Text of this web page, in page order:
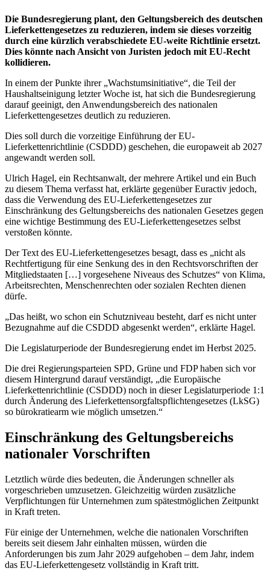
Die Bundesregierung plant, den Geltungsbereich des deutschen
Lieferkettengesetzes zu reduzieren, indem sie dieses vorzeitig
durch eine kürzlich verabschiedete EU-weite Richtlinie ersetzt.
Dies könnte nach Ansicht von Juristen jedoch mit EU-Recht
kollidieren.
In einem der Punkte ihrer „Wachstumsinitiative“, die Teil der
Haushaltseinigung letzter Woche ist, hat sich die Bundesregierung
darauf geeinigt, den Anwendungsbereich des nationalen
Lieferkettengesetzes deutlich zu reduzieren.
Dies soll durch die vorzeitige Einführung der EU-
Lieferkettenrichtlinie (CSDDD) geschehen, die europaweit ab 2027
angewandt werden soll.
Ulrich Hagel, ein Rechtsanwalt, der mehrere Artikel und ein Buch
zu diesem Thema verfasst hat, erklärte gegenüber Euractiv jedoch,
dass die Verwendung des EU-Lieferkettengesetzes zur
Einschränkung des Geltungsbereichs des nationalen Gesetzes gegen
eine wichtige Bestimmung des EU-Lieferkettengesetzes selbst
verstoßen könnte.
Der Text des EU-Lieferkettengesetzes besagt, dass es „nicht als
Rechtfertigung für eine Senkung des in den Rechtsvorschriften der
Mitgliedstaaten […] vorgesehene Niveaus des Schutzes“ von Klima,
Arbeitsrechten, Menschenrechten oder sozialen Rechten dienen
dürfe.
„Das heißt, wo schon ein Schutzniveau besteht, darf es nicht unter
Bezugnahme auf die CSDDD abgesenkt werden“, erklärte Hagel.
Die Legislaturperiode der Bundesregierung endet im Herbst 2025.
Die drei Regierungsparteien SPD, Grüne und FDP haben sich vor
diesem Hintergrund darauf verständigt, „die Europäische
Lieferkettenrichtlinie (CSDDD) noch in dieser Legislaturperiode 1:1
durch Änderung des Lieferkettensorgfaltspflichtengesetzes (LkSG)
so bürokratiearm wie möglich umsetzen.“
Einschränkung des Geltungsbereichs
nationaler Vorschriften
Letztlich würde dies bedeuten, die Änderungen schneller als
vorgeschrieben umzusetzen. Gleichzeitig würden zusätzliche
Verpflichtungen für Unternehmen zum spätestmöglichen Zeitpunkt
in Kraft treten.
Für einige der Unternehmen, welche die nationalen Vorschriften
bereits seit diesem Jahr einhalten müssen, würden die
Anforderungen bis zum Jahr 2029 aufgehoben – dem Jahr, indem
das EU-Lieferkettengesetz vollständig in Kraft tritt.